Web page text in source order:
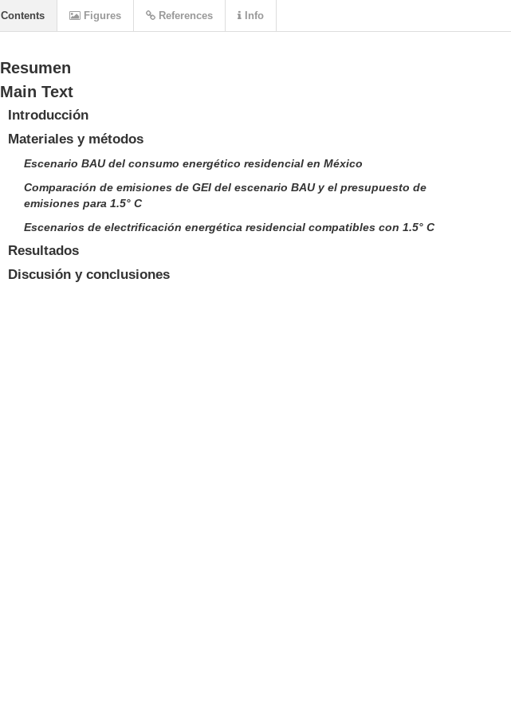
Resumen
Main Text
Introducción
Materiales y métodos
Escenario BAU del consumo energético residencial en México
Comparación de emisiones de GEI del escenario BAU y el presupuesto de
emisiones para 1.5° C
Escenarios de electrificación energética residencial compatibles con 1.5° C
Resultados
Discusión y conclusiones
Contents Figures References Info